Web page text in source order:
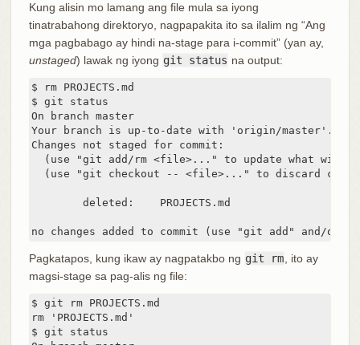
Kung alisin mo lamang ang file mula sa iyong
tinatrabahong direktoryo, nagpapakita ito sa ilalim ng “Ang
mga pagbabago ay hindi na-stage para i-commit” (yan ay,
unstaged) lawak ng iyong git status na output:
$ rm PROJECTS.md
$ git status
On branch master
Your branch is up-to-date with 'origin/master'.
Changes not staged for commit:
(use "git add/rm <file>..." to update what will
(use "git checkout -- <file>..." to discard
        deleted:    PROJECTS.md
no changes added to commit (use "git add" and/or
Pagkatapos, kung ikaw ay nagpatakbo ng git rm , ito ay
magsi-stage sa pag-alis ng file:
$ git rm PROJECTS.md
rm 'PROJECTS.md'
$ git status